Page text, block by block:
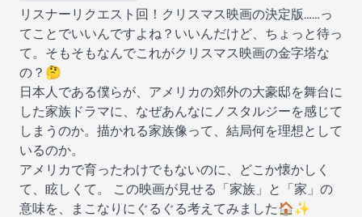
リスナーリクエスト回！クリスマス映画の決定版……っ
てことでいいんですよね？いいんだけど、ちょっと待っ
て。そもそもなんでこれがクリスマス映画の金字塔な
の？🤔
日本人である僕らが、アメリカの郊外の大豪邸を舞台に
した家族ドラマに、なぜあんなにノスタルジーを感じて
しまうのか。描かれる家族像って、結局何を理想として
いるのか。
アメリカで育ったわけでもないのに、どこか懐かしく
て、眩しくて。 この映画が見せる「家族」と「家」の
意味を、まこなりにぐるぐる考えてみました🏠✨